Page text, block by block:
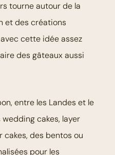
tourne autour de la
et des créations
cette idée assez
des gâteaux aussi
entre les Landes et le
cakes, layer
cakes, des bentos ou
pour les